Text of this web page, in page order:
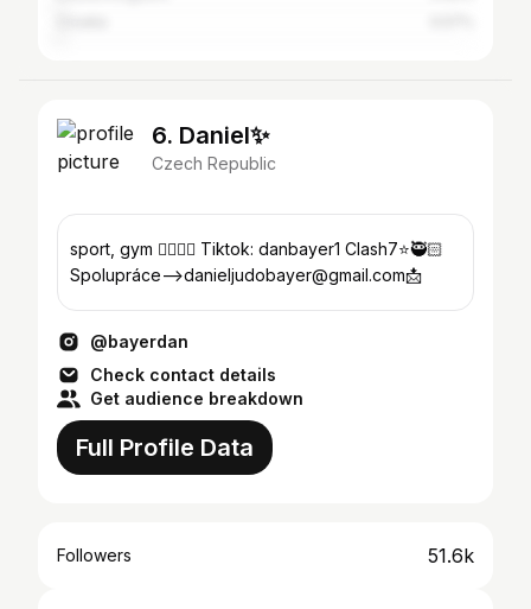
6. Daniel✨
Czech Republic
sport, gym 🏋🏼🥋🥊 Tiktok: danbayer1 Clash7⭐️🥷🏻
Spolupráce——>danieljudobayer@gmail.com📩
@bayerdan
Check contact details
Get audience breakdown
Full Profile Data
Followers 51.6k